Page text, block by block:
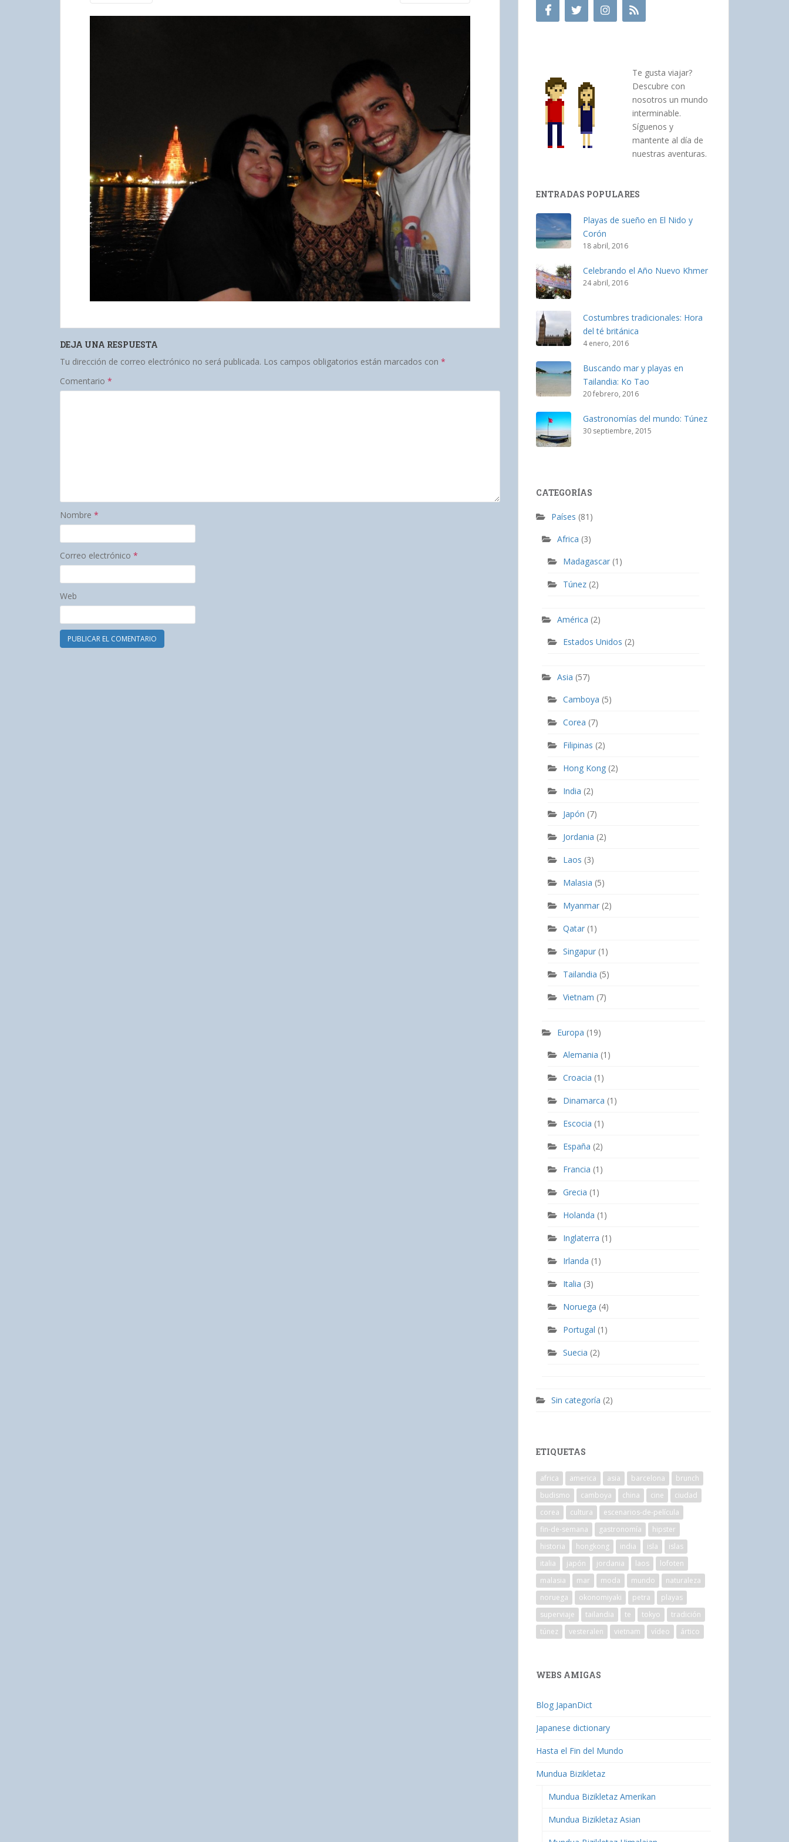
DEJA UNA RESPUESTA
Tu dirección de correo electrónico no será publicada. Los campos obligatorios están marcados con *
Comentario *
Nombre *
Correo electrónico *
Web
Te gusta viajar?
Descubre con
nosotros un mundo
interminable.
Síguenos y
mantente al día de
nuestras aventuras.
ENTRADAS POPULARES
Playas de sueño en El Nido y
Corón
18 abril, 2016
Celebrando el Año Nuevo Khmer
24 abril, 2016
Costumbres tradicionales: Hora
del té británica
4 enero, 2016
Buscando mar y playas en
Tailandia: Ko Tao
20 febrero, 2016
Gastronomías del mundo: Túnez
30 septiembre, 2015
CATEGORÍAS
Países (81)
Africa (3)
Madagascar (1)
Túnez (2)
América (2)
Estados Unidos (2)
Asia (57)
Camboya (5)
Corea (7)
Filipinas (2)
Hong Kong (2)
India (2)
Japón (7)
Jordania (2)
Laos (3)
Malasia (5)
Myanmar (2)
Qatar (1)
Singapur (1)
Tailandia (5)
Vietnam (7)
Europa (19)
Alemania (1)
Croacia (1)
Dinamarca (1)
Escocia (1)
España (2)
Francia (1)
Grecia (1)
Holanda (1)
Inglaterra (1)
Irlanda (1)
Italia (3)
Noruega (4)
Portugal (1)
Suecia (2)
Sin categoría (2)
ETIQUETAS
africa america asia barcelona
brunch
budismo
camboya china cine
ciudad
corea
cultura
escenarios-de-película
fin-de-semana
gastronomía
hipster
historia
hongkong india isla
islas
italia
japón jordania laos
lofoten
malasia
mar moda mundo
naturaleza
noruega
okonomiyaki petra
playas
superviaje
tailandia te tokyo
tradición
túnez
vesteralen vietnam vídeo ártico
WEBS AMIGAS
Blog JapanDict
Japanese dictionary
Hasta el Fin del Mundo
Mundua Bizikletaz
Mundua Bizikletaz Amerikan
Mundua Bizikletaz Asian